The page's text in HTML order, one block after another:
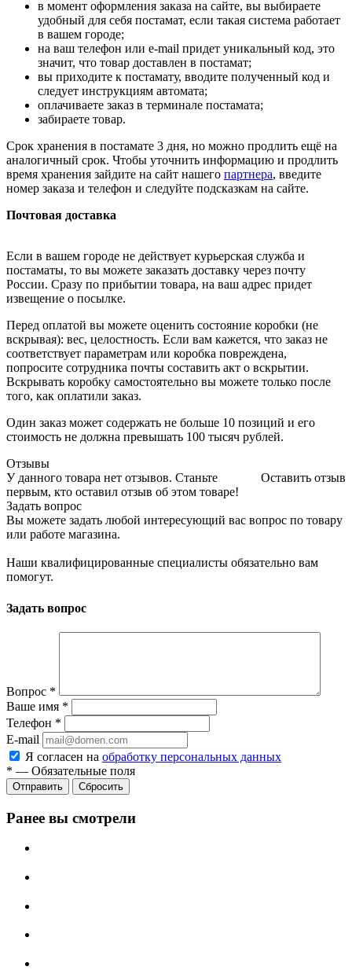
в момент оформления заказа на сайте, вы выбираете
удобный для себя постамат, если такая система работает
в вашем городе;
на ваш телефон или e-mail придет уникальный код, это
значит, что товар доставлен в постамат;
вы приходите к постамату, вводите полученный код и
следует инструкциям автомата;
оплачиваете заказ в терминале постамата;
забираете товар.
Срок хранения в постамате 3 дня, но можно продлить ещё на
аналогичный срок. Чтобы уточнить информацию и продлить
время хранения зайдите на сайт нашего партнера, введите
номер заказа и телефон и следуйте подсказкам на сайте.
Почтовая доставка
Если в вашем городе не действует курьерская служба и
постаматы, то вы можете заказать доставку через почту
России. Сразу по прибытии товара, на ваш адрес придет
извещение о посылке.
Перед оплатой вы можете оценить состояние коробки (не
вскрывая): вес, целостность. Если вам кажется, что заказ не
соответствует параметрам или коробка повреждена,
попросите сотрудника почты составить акт о вскрытии.
Вскрывать коробку самостоятельно вы можете только после
того, как оплатили заказ.
Один заказ может содержать не больше 10 позиций и его
стоимость не должна превышать 100 тысяч рублей.
Отзывы
Оставить отзыв
У данного товара нет отзывов. Станьте
первым, кто оставил отзыв об этом товаре!
Задать вопрос
Вы можете задать любой интересующий вас вопрос по товару
или работе магазина.
Наши квалифицированные специалисты обязательно вам
помогут.
Задать вопрос
Вопрос *
Ваше имя *
Телефон *
E-mail
Я согласен на обработку персональных данных
* — Обязательные поля
Отправить Сбросить
Ранее вы смотрели